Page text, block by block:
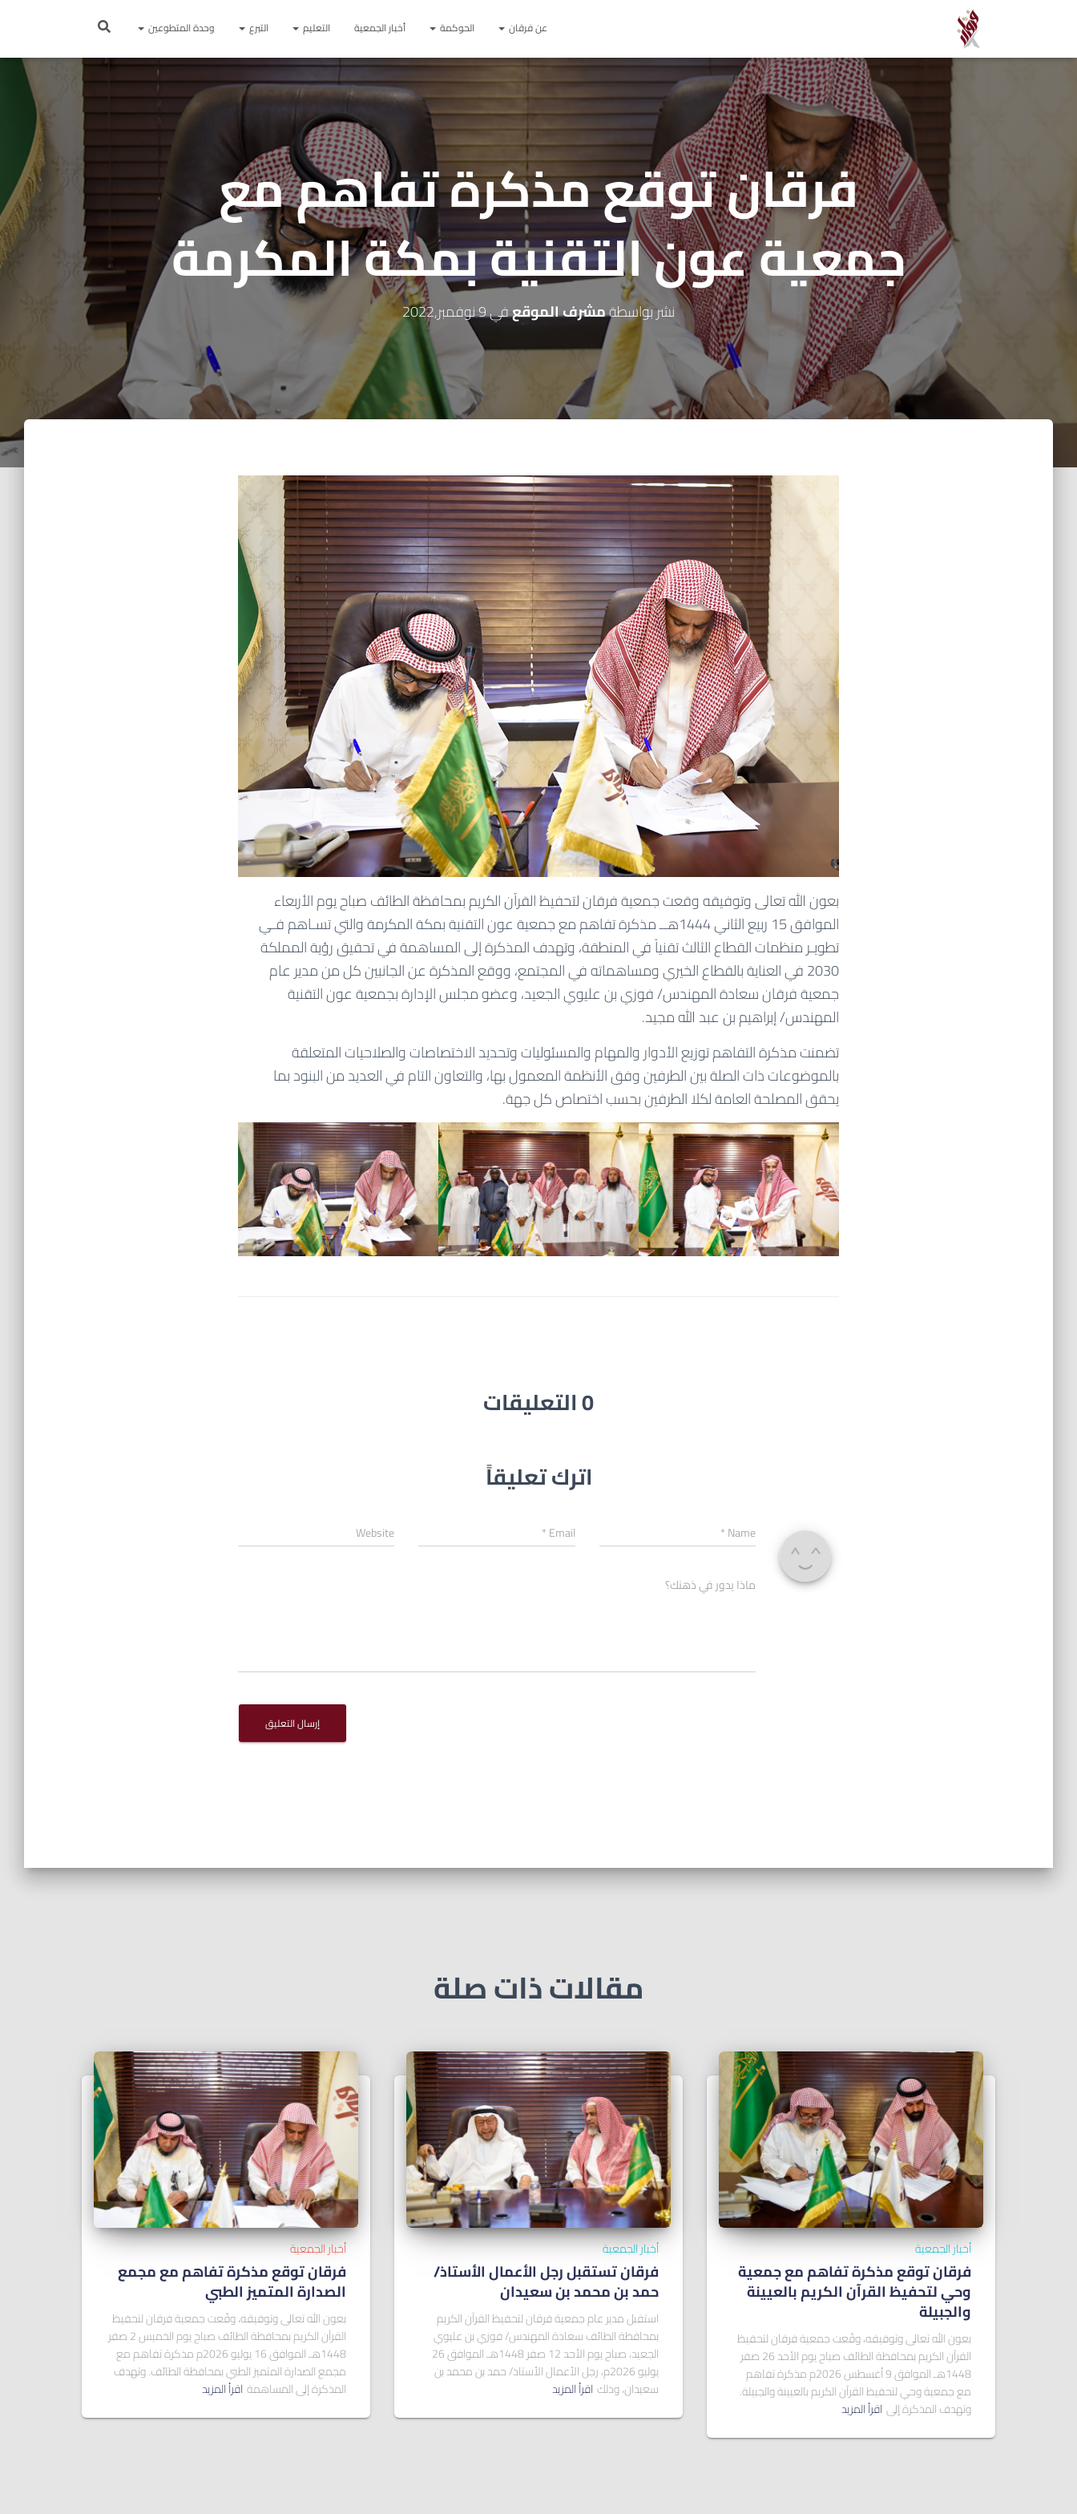
عن فرقان الحوكمة أخبار الجمعية التعليم التبرع وحدة المتطوعين
فرقان توقع مذكرة تفاهم مع
جمعية عون التقنية بمكة المكرمة
نشر بواسطةمشرف الموقعفي9 نوفمبر,2022
بعون الله تعالى وتوفيقه وقعت جمعية فرقان لتحفيظ القرآن الكريم بمحافظة الطائف صباح يوم الأربعاء
الموافق 15 ربيع الثاني 1444هــ مذكرة تفاهم مع جمعية عون التقنية بمكة المكرمة والتي تسـاهم فـي
تطويـر منظمات القطاع الثالث تقنياً في المنطقة، وتهدف المذكرة إلى المساهمة في تحقيق رؤية المملكة
2030 في العناية بالقطاع الخيري ومساهماته في المجتمع، ووقع المذكرة عن الجانبين كل من مدير عام
جمعية فرقان سعادة المهندس/ فوزي بن عليوي الجعيد، وعضو مجلس الإدارة بجمعية عون التقنية
المهندس/ إبراهيم بن عبد الله مجيد.
تضمنت مذكرة التفاهم توزيع الأدوار والمهام والمسئوليات وتحديد الاختصاصات والصلاحيات المتعلقة
بالموضوعات ذات الصلة بين الطرفين وفق الأنظمة المعمول بها، والتعاون التام في العديد من البنود بما
يحقق المصلحة العامة لكلا الطرفين بحسب اختصاص كل جهة.
0 التعليقات
اترك تعليقاً
Name
*
Email
*
Website
ماذا يدور في ذهنك؟
مقالات ذات صلة
أخبار الجمعية
فرقان توقع مذكرة تفاهم مع جمعية
وحي لتحفيظ القرآن الكريم بالعيينة
والجبيلة
بعون الله تعالى وتوفيقه، وقّعت جمعية فرقان لتحفيظ
القرآن الكريم بمحافظة الطائف صباح يوم الأحد 26 صفر
1448هـ الموافق 9 أغسطس 2026م مذكرة تفاهم
مع جمعية وحي لتحفيظ القرآن الكريم بالعيينة والجبيلة.
وتهدف المذكرة إلى اقرأ المزيد
أخبار الجمعية
فرقان تستقبل رجل الأعمال الأستاذ/
ﺣﻤﺪ ﺑﻦ ﻣﺤﻤﺪ ﺑﻦ ﺳﻌﻴﺪان
استقبل مدير عام جمعية فرقان لتحفيظ القرآن الكريم
بمحافظة الطائف سعادة المهندس/ فوزي بن عليوي
الجعيد، صباح يوم الأحد 12 صفر 1448هـ الموافق 26
يوليو 2026م، رجل الأعمال الأستاذ/ حمد بن محمد بن
سعيدان، وذلك اقرأ المزيد
أخبار الجمعية
فرقان توقع مذكرة تفاهم مع مجمع
الصدارة المتميز الطبي
بعون الله تعالى وتوفيقه، وقّعت جمعية فرقان لتحفيظ
القرآن الكريم بمحافظة الطائف صباح يوم الخميس 2 صفر
1448هـ الموافق 16 يوليو 2026م مذكرة تفاهم مع
مجمع الصدارة المتميز الطبي بمحافظة الطائف. وتهدف
المذكرة إلى المساهمة اقرأ المزيد